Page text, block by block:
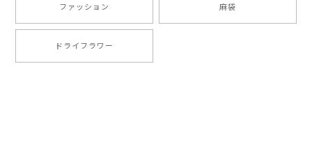
ファッション 麻袋
ドライフラワー